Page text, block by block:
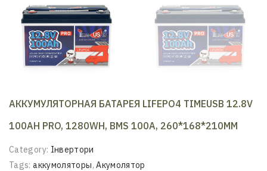
АККУМУЛЯТОРНАЯ БАТАРЕЯ LIFEPO4 TIMEUSB 12.8V
100AH PRO, 1280WH, BMS 100A, 260*168*210ММ
Category: Інвертори
Tags:аккумоляторы,Акумолятор